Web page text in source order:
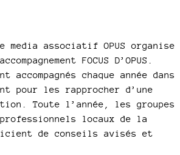
media associatif OPUS organise
FOCUS D’OPUS.
chaque année dans
pour les rapprocher d’une
Toute l’année, les groupes
locaux de la
de conseils avisés et